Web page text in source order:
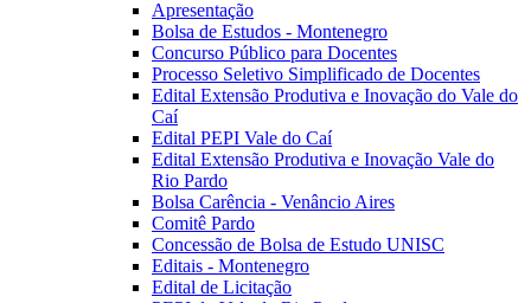
Apresentação
Bolsa de Estudos - Montenegro
Concurso Público para Docentes
Processo Seletivo Simplificado de Docentes
Edital Extensão Produtiva e Inovação do Vale do
Caí
Edital PEPI Vale do Caí
Edital Extensão Produtiva e Inovação Vale do
Rio Pardo
Bolsa Carência - Venâncio Aires
Comitê Pardo
Concessão de Bolsa de Estudo UNISC
Editais - Montenegro
Edital de Licitação